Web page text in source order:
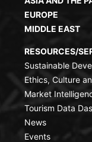
EUROPE
MIDDLE EAST
RESOURCES/
Sustainable
Ethics, Culture
Market
Tourism Data
News
Events